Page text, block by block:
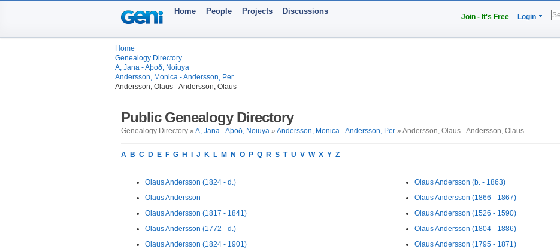
Join - It's Free Login
Home People Projects Discussions
Home
Genealogy Directory
A, Jana - Aþoð, Noiuya
Andersson, Monica - Andersson, Per
Andersson, Olaus - Andersson, Olaus
Public Genealogy Directory
Genealogy Directory » A, Jana - Aþoð, Noiuya » Andersson, Monica - Andersson, Per » Andersson, Olaus - Andersson, Olaus
A B C D E F G H J K L M N O P Q R S T U V W X Y Z
Olaus Andersson (1824 - d.)
Olaus Andersson
Olaus Andersson (1817 - 1841)
Olaus Andersson (1772 - d.)
Olaus Andersson (1824 - 1901)
Olaus Andersson (b. - 1863)
Olaus Andersson (1866 - 1867)
Olaus Andersson (1526 - 1590)
Olaus Andersson (1804 - 1886)
Olaus Andersson (1795 - 1871)